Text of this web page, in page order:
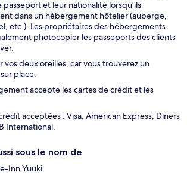
passeport et leur nationalité lorsqu'ils
dans un hébergement hôtelier (auberge,
etc.). Les propriétaires des hébergements
photocopier les passeports des clients
vos deux oreilles, car vous trouverez un
place.
accepte les cartes de crédit et les
acceptées : Visa, American Express, Diners
International.
sous le nom de
Inn Yuuki